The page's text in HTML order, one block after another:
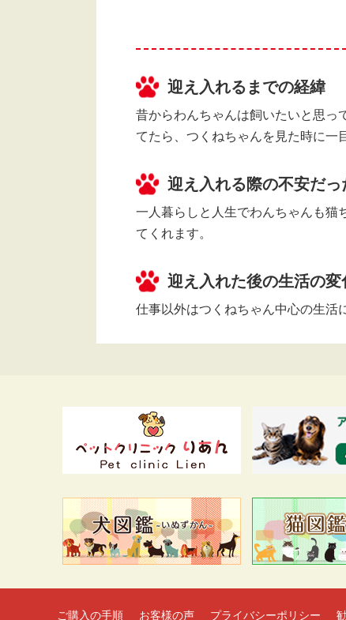
迎え入れるまでの経緯
昔からわんちゃんは飼いたいと思っ
てたら、つくねちゃんを見た時に一
迎え入れる際の不安だっ
一人暮らしと人生でわんちゃんも猫
てくれます。
迎え入れた後の生活の変
仕事以外はつくねちゃん中心の生活
ご購入の手順 お客様の声 プライバシーポリシー